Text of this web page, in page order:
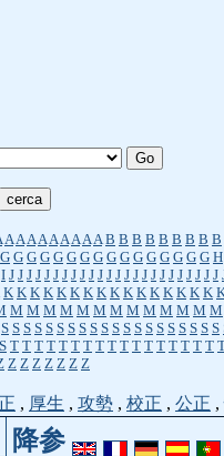
A A A A A A A A A B B B B B B B B B
G G G G G G G G G G G G G G G G H
I J J J J J J J J J J J J J J J J J J J J J J J J
K K K K K K K K K K K K K K K K
M M M M M M M M M M M M M
S S S S S S S S S S S S S S S S S S S S
S T T T T T T T T T T T T T T T T T
Z Z Z Z Z Z Z
, 厚生 , 攻勢 , 校正 , 公正 ,
降参